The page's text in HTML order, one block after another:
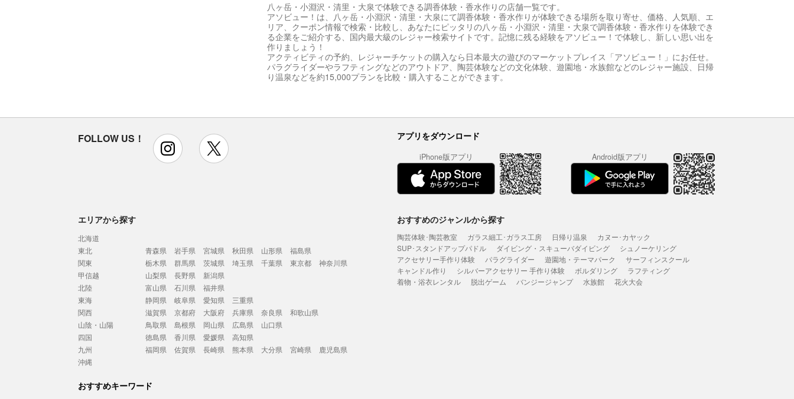
八ヶ岳・小淵沢・清里・大泉で体験できる調香体験・香水作りの店舗一覧です。
アソビュー！は、八ヶ岳・小淵沢・清里・大泉にて調香体験・香水作りが体験できる場所を取り寄せ、価格、人気順、エ
リア、クーポン情報で検索・比較し、あなたにピッタリの八ヶ岳・小淵沢・清里・大泉で調香体験・香水作りを体験でき
る企業をご紹介する、国内最大級のレジャー検索サイトです。記憶に残る経験をアソビュー！で体験し、新しい思い出を
作りましょう！
アクティビティの予約、レジャーチケットの購入なら日本最大の遊びのマーケットプレイス「アソビュー！」にお任せ。
パラグライダーやラフティングなどのアウトドア、陶芸体験などの文化体験、遊園地・水族館などのレジャー施設、日帰
り温泉などを約15,000プランを比較・購入することができます。
FOLLOW US！ instagram アプリをダウンロード
iPhone版アプリ Android版アプリ
エリアから探す
北海道
東北
青森県 岩手県 宮城県 秋田県 山形県
福島県
関東
栃木県 群馬県 茨城県 埼玉県 千葉県 東京都
神奈川県
甲信越
山梨県 長野県
新潟県
北陸
富山県 石川県
福井県
東海
静岡県 岐阜県 愛知県
三重県
関西
滋賀県 京都府 大阪府 兵庫県 奈良県
和歌山県
山陰・山陽
鳥取県 島根県 岡山県 広島県
山口県
四国
徳島県 香川県 愛媛県
高知県
九州
福岡県 佐賀県 長崎県 熊本県 大分県 宮崎県
鹿児島県
沖縄
おすすめのジャンルから探す
陶芸体験･陶芸教室 ガラス細工･ガラス工房 日帰り温泉
カヌー･カヤック
SUP･スタンドアップパドル
ダイビング・スキューバダイビング
シュノーケリング
アクセサリー手作り体験
パラグライダー 遊園地・テーマパーク
サーフィンスクール
キャンドル作り
シルバーアクセサリー 手作り体験 ボルダリング
ラフティング
着物・浴衣レンタル
脱出ゲーム バンジージャンプ 水族館 花火大会
おすすめキーワード